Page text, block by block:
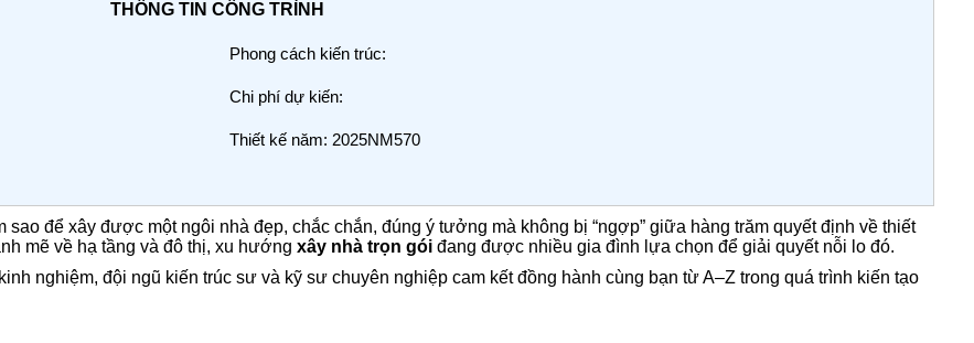
THÔNG TIN CÔNG TRÌNH
Phong cách kiến trúc:
Chi phí dự kiến:
Thiết kế năm: 2025NM570
để xây được một ngôi nhà đẹp, chắc chắn, đúng ý tưởng mà không bị “ngợp” giữa hàng trăm quyết định về thiết
mẽ về hạ tầng và đô thị, xu hướng xây nhà trọn gói đang được nhiều gia đình lựa chọn để giải quyết nỗi lo đó.
nghiệm, đội ngũ kiến trúc sư và kỹ sư chuyên nghiệp cam kết đồng hành cùng bạn từ A–Z trong quá trình kiến tạo